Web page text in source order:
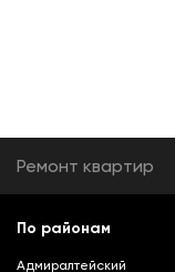
Ремонт квартир
По районам
Адмиралтейский